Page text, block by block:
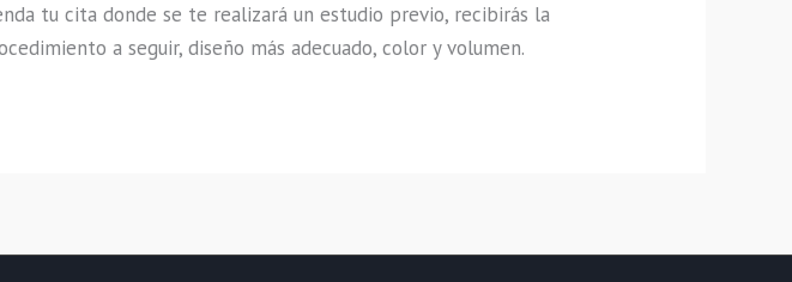
tu cita donde se te realizará un estudio previo, recibirás la
a seguir, diseño más adecuado, color y volumen.